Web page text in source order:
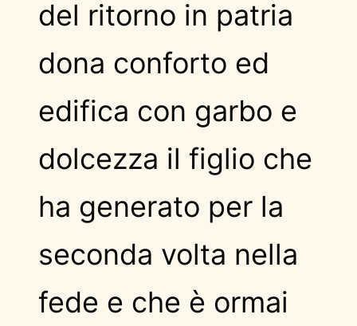
del ritorno in patria
dona conforto ed
edifica con garbo e
dolcezza il figlio che
ha generato per la
seconda volta nella
fede e che è ormai